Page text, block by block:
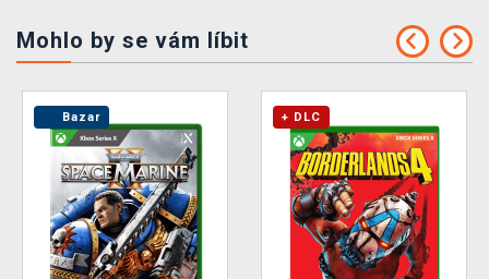
Mohlo by se vám líbit
Bazar + DLC